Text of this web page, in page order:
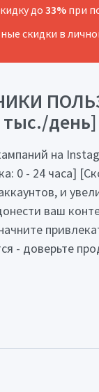
до 33% при
скидки в
тыс./день]
на
- 24 часа]
и
ваш
- доверьте